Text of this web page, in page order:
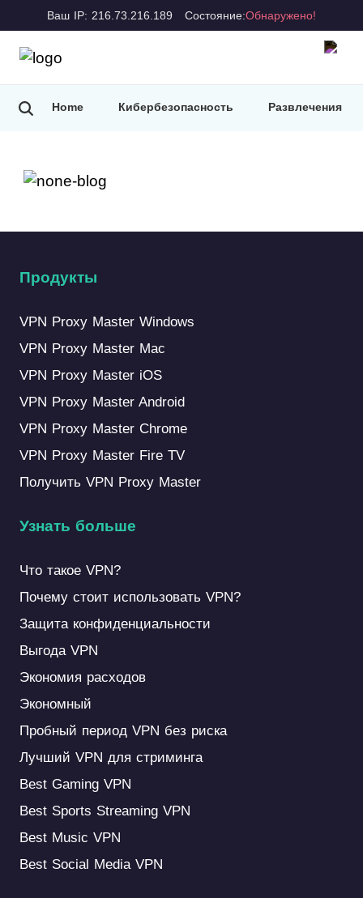
Ваш IP: 216.73.216.189 Состояние:Обнаружено!
Home Кибербезопасность Развлечения
Продукты
VPN Proxy Master Windows
VPN Proxy Master Mac
VPN Proxy Master iOS
VPN Proxy Master Android
VPN Proxy Master Chrome
VPN Proxy Master Fire TV
Получить VPN Proxy Master
Узнать больше
Что такое VPN?
Почему стоит использовать VPN?
Защита конфиденциальности
Выгода VPN
Экономия расходов
Экономный
Пробный период VPN без риска
Лучший VPN для стриминга
Best Gaming VPN
Best Sports Streaming VPN
Best Music VPN
Best Social Media VPN